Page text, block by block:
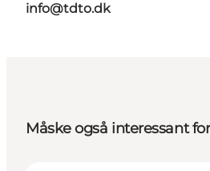
info@tdto.dk
Måske også interessant